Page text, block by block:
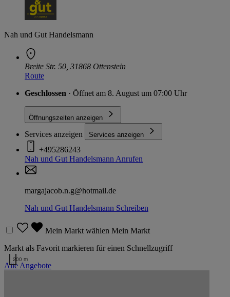
Nah und Gut Handelsmann
Breite Str. 50, 31868 Ottenstein
Route
Geschlossen · Öffnet am 8. August um 07:00 Uhr
Öffnungszeiten anzeigen
Services anzeigen Services anzeigen
+495286243
Nah und Gut Handelsmann Anrufen
margajacob.n.g@hotmail.de
Nah und Gut Handelsmann Schreiben
Mein Markt wählen Mein Markt
Markt als Favorit markieren für einen Schnellzugriff
Alle Angebote
200 m